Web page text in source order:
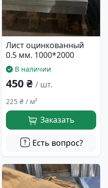
Лист оцинкованный
0.5 мм. 1000*2000
В наличии
450 ₴ / шт.
225 ₴ / м²
Заказать
Есть вопрос?